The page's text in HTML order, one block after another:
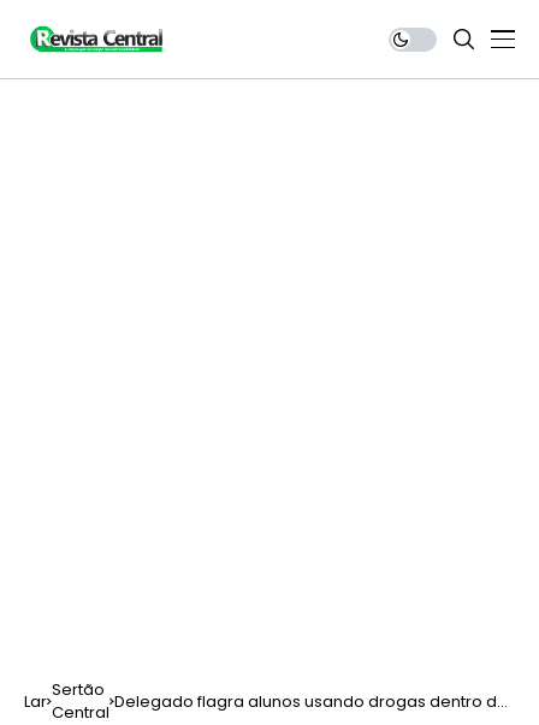
Lar Sertão
Central Delegado flagra alunos usando drogas dentro do